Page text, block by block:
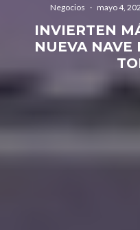
Negocios · mayo 4,
INVIERTEN
NUEVA NAVE